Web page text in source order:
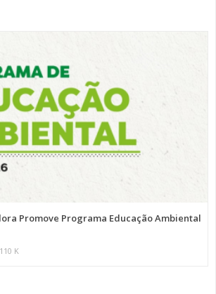
Promove Programa Educação Ambiental
110 K